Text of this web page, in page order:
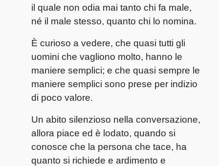
il quale non odia mai tanto chi fa male,
né il male stesso, quanto chi lo nomina.
È curioso a vedere, che quasi tutti gli
uomini che vagliono molto, hanno le
maniere semplici; e che quasi sempre le
maniere semplici sono prese per indizio
di poco valore.
Un abito silenzioso nella conversazione,
allora piace ed è lodato, quando si
conosce che la persona che tace, ha
quanto si richiede e ardimento e